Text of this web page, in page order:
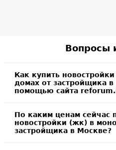
Вопросы
Как купить
домах от застройщика
помощью сайта
По каким ценам сейчас
новостройки (жк) в
застройщика в Москве?